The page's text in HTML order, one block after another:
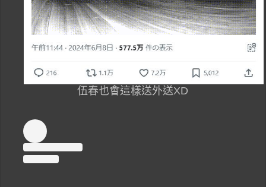
伍春也會這樣送外送XD